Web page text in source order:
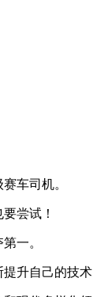
车司机。
尝试！
一。
升自己的技术